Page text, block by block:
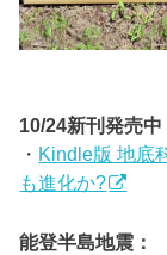
10/24新刊発売中
・ Kindle版 地底
も進化か?
能登半島地震：